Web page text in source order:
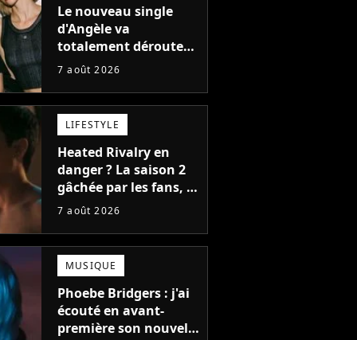
Le nouveau single
d'Angèle va
totalement dérouter
le public, et c'est une
7 août 2026
LIFESTYLE
Heated Rivalry en
danger ? La saison 2
gâchée par les fans, le
créateur pousse un
7 août 2026
MUSIQUE
Phoebe Bridgers : j'ai
écouté en avant-
première son nouvel